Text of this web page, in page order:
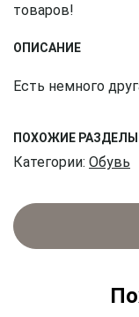
товаров!
ОПИСАНИЕ
Есть немного
ПОХОЖИЕ РАЗДЕЛЫ
Категории: Обувь